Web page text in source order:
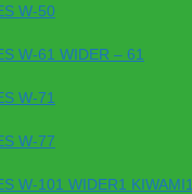
W-50
W-61 WIDER – 61
W-71
W-77
W-101 WIDER1 KIWAMI1